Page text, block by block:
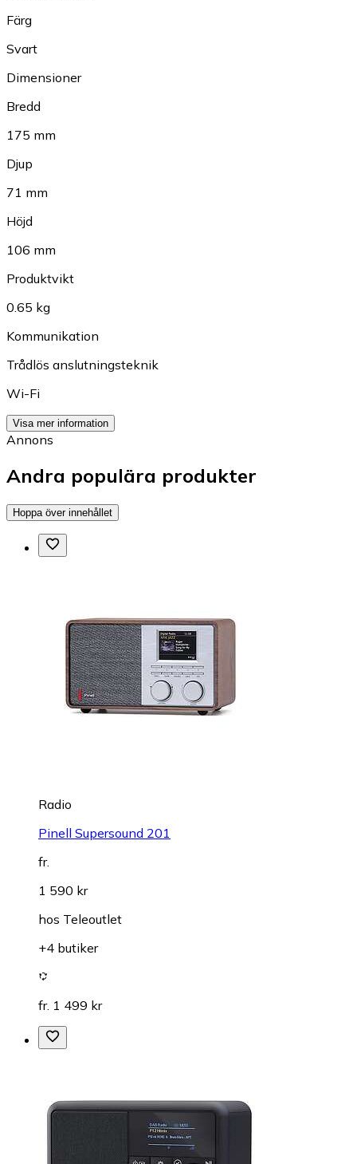
Färg
Svart
Dimensioner
Bredd
175 mm
Djup
71 mm
Höjd
106 mm
Produktvikt
0.65 kg
Kommunikation
Trådlös anslutningsteknik
Wi-Fi
Visa mer information
Annons
Andra populära produkter
Hoppa över innehållet
Radio
Pinell Supersound 201
fr.
1 590 kr
hos Teleoutlet
+4 butiker
fr. 1 499 kr